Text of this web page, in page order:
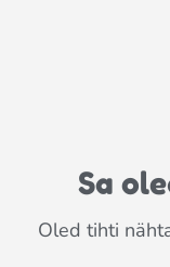
Sa
Oled tihti